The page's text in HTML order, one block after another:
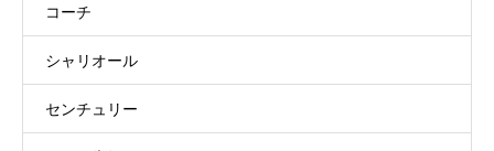
コーチ
シャリオール
センチュリー